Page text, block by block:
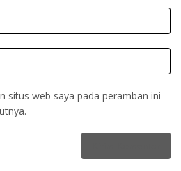
situs web saya pada peramban ini